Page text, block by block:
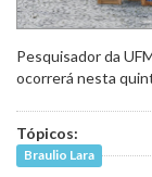
Pesquisador da
ocorrerá nesta
Tópicos:
Braulio Lara